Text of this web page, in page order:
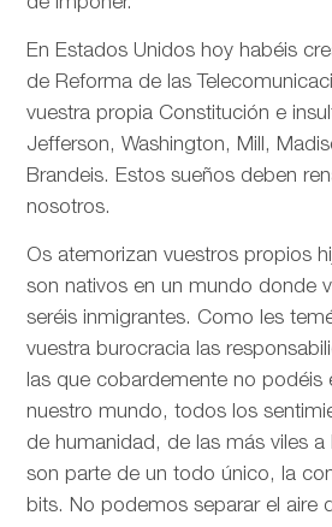
En Estados Unidos hoy habéis
de Reforma de las
vuestra propia Constitución e
Jefferson, Washington, Mill,
Brandeis. Estos sueños deben
nosotros.
Os atemorizan vuestros propios
son nativos en un mundo donde
seréis inmigrantes. Como les
vuestra burocracia las
las que cobardemente no podéis
nuestro mundo, todos los
de humanidad, de las más viles a
son parte de un todo único, la
bits. No podemos separar el aire